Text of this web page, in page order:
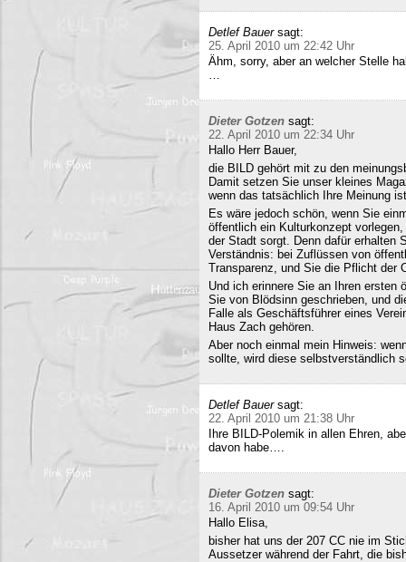
Detlef Bauer sagt:
25. April 2010 um 22:42 Uhr
Ähm, sorry, aber an welcher Stelle
…
Dieter Gotzen sagt:
22. April 2010 um 22:34 Uhr
Hallo Herr Bauer,
die BILD gehört mit zu den
Damit setzen Sie unser kleines
wenn das tatsächlich Ihre Meinung
Es wäre jedoch schön, wenn Sie
öffentlich ein Kulturkonzept
der Stadt sorgt. Denn dafür erhalten
Verständnis: bei Zuflüssen von
Transparenz, und Sie die Pflicht der
Und ich erinnere Sie an Ihren ersten
Sie von Blödsinn geschrieben, und
Falle als Geschäftsführer eines
Haus Zach gehören.
Aber noch einmal mein Hinweis:
sollte, wird diese selbstverständlich
Detlef Bauer sagt:
22. April 2010 um 21:38 Uhr
Ihre BILD-Polemik in allen Ehren,
davon habe….
Dieter Gotzen sagt:
16. April 2010 um 09:54 Uhr
Hallo Elisa,
bisher hat uns der 207 CC nie im
Aussetzer während der Fahrt, die